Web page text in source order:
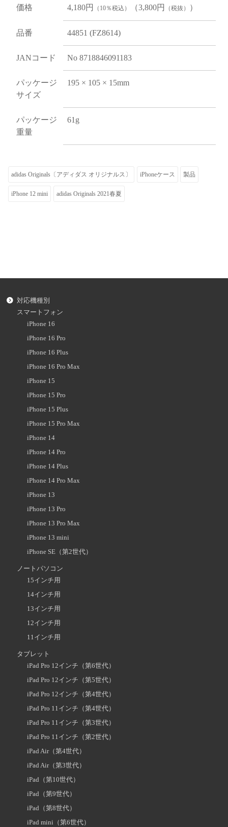
価格 4,180円 （10％税込） （3,800円 （税抜） ）
品番 44851 (FZ8614)
JANコード No 8718846091183
パッケージ
サイズ
195 × 105 × 15mm
パッケージ
重量
61g
adidas Originals〔アディダス オリジナルス〕 iPhoneケース 製品
iPhone 12 mini adidas Originals 2021春夏
対応機種別
スマートフォン
iPhone 16
iPhone 16 Pro
iPhone 16 Plus
iPhone 16 Pro Max
iPhone 15
iPhone 15 Pro
iPhone 15 Plus
iPhone 15 Pro Max
iPhone 14
iPhone 14 Pro
iPhone 14 Plus
iPhone 14 Pro Max
iPhone 13
iPhone 13 Pro
iPhone 13 Pro Max
iPhone 13 mini
iPhone SE（第2世代）
ノートパソコン
15インチ用
14インチ用
13インチ用
12インチ用
11インチ用
タブレット
iPad Pro 12インチ（第6世代）
iPad Pro 12インチ（第5世代）
iPad Pro 12インチ（第4世代）
iPad Pro 11インチ（第4世代）
iPad Pro 11インチ（第3世代）
iPad Pro 11インチ（第2世代）
iPad Air（第4世代）
iPad Air（第3世代）
iPad（第10世代）
iPad（第9世代）
iPad（第8世代）
iPad mini（第6世代）